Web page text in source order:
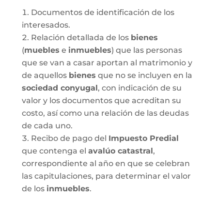
Documentos de identificación de los
interesados.
Relación detallada de los bienes
(muebles e inmuebles) que las personas
que se van a casar aportan al matrimonio y
de aquellos bienes que no se incluyen en la
sociedad conyugal, con indicación de su
valor y los documentos que acreditan su
costo, así como una relación de las deudas
de cada uno.
Recibo de pago del Impuesto Predial
que contenga el avalúo catastral,
correspondiente al año en que se celebran
las capitulaciones, para determinar el valor
de los inmuebles.